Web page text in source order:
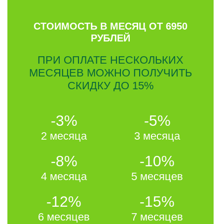
СТОИМОСТЬ В МЕСЯЦ ОТ 6950
РУБЛЕЙ
ПРИ ОПЛАТЕ НЕСКОЛЬКИХ
МЕСЯЦЕВ МОЖНО ПОЛУЧИТЬ
СКИДКУ ДО 15%
-3%
2 месяца
-5%
3 месяца
-8%
4 месяца
-10%
5 месяцев
-12%
6 месяцев
-15%
7 месяцев